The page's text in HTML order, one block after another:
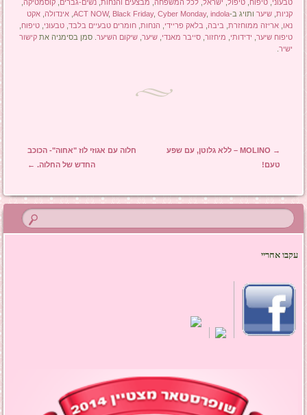
טבעוני ,טיפוח ,טיפול ישראל ,לכל המשפחה מבצעים והנחות ,נשים-גברים ,קוסמטיקה
קניות ,שיער ותויג ב- ACT NOW, Black Friday, Cyber Monday, indola
,אינדולה ,אקט
נאו ,אריזה ממוחזרת ביבה בלאק פריידי הנחות ,חומרים טבעיים בלבד ,טבעוני ,טיפוח
טיפוח שיער ידידותי מיחזור ,סייבר מאנדי ,שיער ,שיקום השיער . סמן בסימניה אתקישור
ישיר
ניווט בפוסטים
→
MOLINO – ללא גלוטן, עם שפע
טעם!
חלוה עם אגוזי לוז "אחוה"- הכוכב
החדש של החלוה. ←
עקבו אחריי